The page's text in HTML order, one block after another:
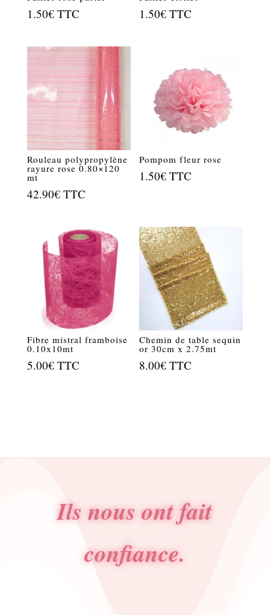
1.50€ TTC 1.50€ TTC
Rouleau polypropylène
rayure rose 0.80×120
mt
42.90€ TTC
Pompom fleur rose
1.50€ TTC
Fibre mistral framboise
0.10x10mt
5.00€ TTC
Chemin de table sequin
or 30cm x 2.75mt
8.00€ TTC
Ils nous ont fait
confiance.